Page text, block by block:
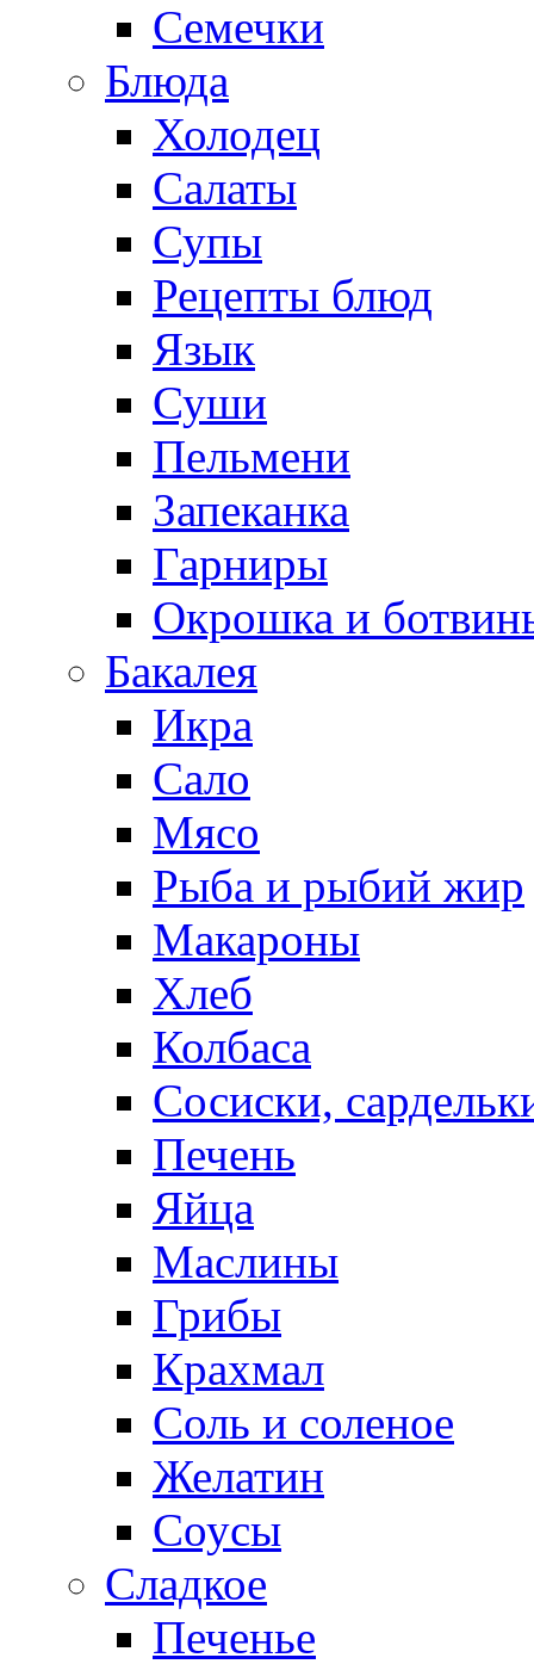
Семечки
Блюда
Холодец
Салаты
Супы
Рецепты блюд
Язык
Суши
Пельмени
Запеканка
Гарниры
Окрошка и
Бакалея
Икра
Сало
Мясо
Рыба и рыбий жир
Макароны
Хлеб
Колбаса
Сосиски,
Печень
Яйца
Маслины
Грибы
Крахмал
Соль и соленое
Желатин
Соусы
Сладкое
Печенье